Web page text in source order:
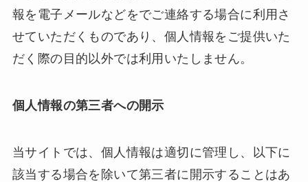
報を電子メールなどをでご連絡する場合に利用さ
せていただくものであり、個人情報をご提供いた
だく際の目的以外では利用いたしません。
個人情報の第三者への開示
当サイトでは、個人情報は適切に管理し、以下に
該当する場合を除いて第三者に開示することはあ